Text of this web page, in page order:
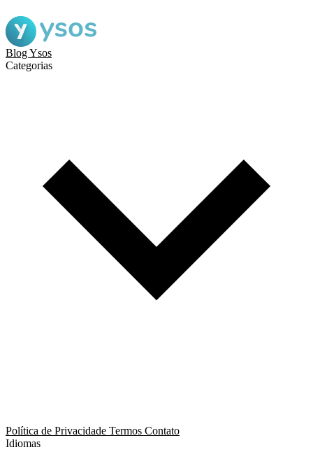
Blog Ysos
Categorias
Política de Privacidade Termos Contato
Idiomas